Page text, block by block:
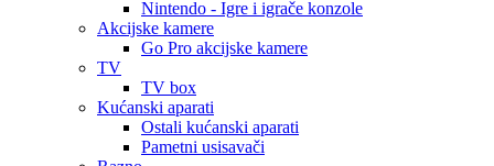
Nintendo - Igre i igrače konzole
Akcijske kamere
Go Pro akcijske kamere
TV
TV box
Kućanski aparati
Ostali kućanski aparati
Pametni usisavači